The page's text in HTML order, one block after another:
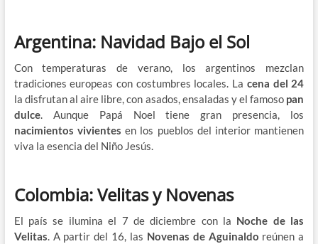
Argentina: Navidad Bajo el Sol
Con temperaturas de verano, los argentinos mezclan
tradiciones europeas con costumbres locales. La cena del 24
la disfrutan al aire libre, con asados, ensaladas y el famoso pan
dulce. Aunque Papá Noel tiene gran presencia, los
nacimientos vivientes en los pueblos del interior mantienen
viva la esencia del Niño Jesús.
Colombia: Velitas y Novenas
El país se ilumina el 7 de diciembre con la Noche de las
Velitas. A partir del 16, las Novenas de Aguinaldo reúnen a